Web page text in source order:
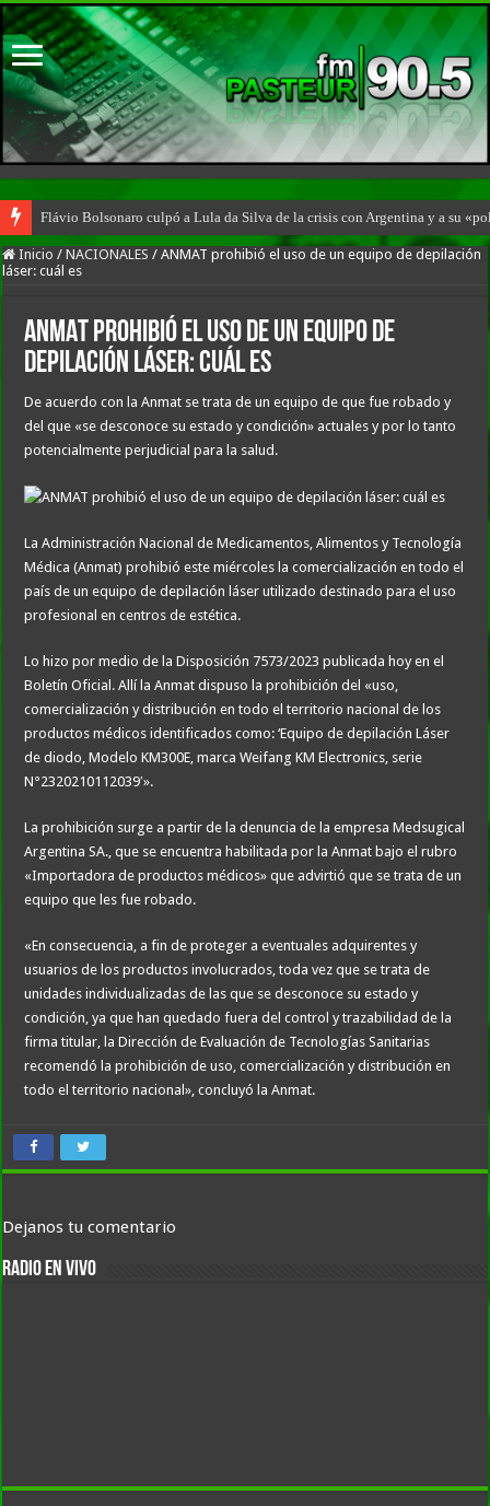
Flávio Bolsonaro culpó a Lula da Silva de la crisis con Argentina y a su
Inicio / NACIONALES / ANMAT prohibió el uso de un equipo de depilación
láser: cuál es
ANMAT prohibió el uso de un equipo de
depilación láser: cuál es
De acuerdo con la Anmat se trata de un equipo de que fue robado y
del que «se desconoce su estado y condición» actuales y por lo tanto
potencialmente perjudicial para la salud.
La Administración Nacional de Medicamentos, Alimentos y Tecnología
Médica (Anmat) prohibió este miércoles la comercialización en todo el
país de un equipo de depilación láser utilizado destinado para el uso
profesional en centros de estética.
Lo hizo por medio de la Disposición 7573/2023 publicada hoy en el
Boletín Oficial. Allí la Anmat dispuso la prohibición del «uso,
comercialización y distribución en todo el territorio nacional de los
productos médicos identificados como: ‘Equipo de depilación Láser
de diodo, Modelo KM300E, marca Weifang KM Electronics, serie
N°2320210112039′».
La prohibición surge a partir de la denuncia de la empresa Medsugical
Argentina SA., que se encuentra habilitada por la Anmat bajo el rubro
«Importadora de productos médicos» que advirtió que se trata de un
equipo que les fue robado.
«En consecuencia, a fin de proteger a eventuales adquirentes y
usuarios de los productos involucrados, toda vez que se trata de
unidades individualizadas de las que se desconoce su estado y
condición, ya que han quedado fuera del control y trazabilidad de la
firma titular, la Dirección de Evaluación de Tecnologías Sanitarias
recomendó la prohibición de uso, comercialización y distribución en
todo el territorio nacional», concluyó la Anmat.
Dejanos tu comentario
RADIO EN VIVO